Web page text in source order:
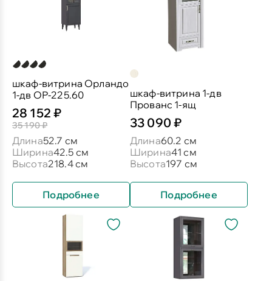
шкаф-витрина Орландо
1-дв ОР-225.60
28 152 ₽
35 190 ₽
Длина52.7 см
Ширина42.5 см
Высота218.4 см
Подробнее
шкаф-витрина 1-дв
Прованс 1-ящ
33 090 ₽
Длина60.2 см
Ширина41 см
Высота197 см
Подробнее